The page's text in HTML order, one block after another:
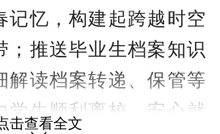
记忆，构建起跨越时空
；推送毕业生档案知识
解读档案转递、保管等
学生顺利离校、安心就
击查看全文